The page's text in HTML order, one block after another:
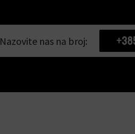
Nazovite nas na broj: